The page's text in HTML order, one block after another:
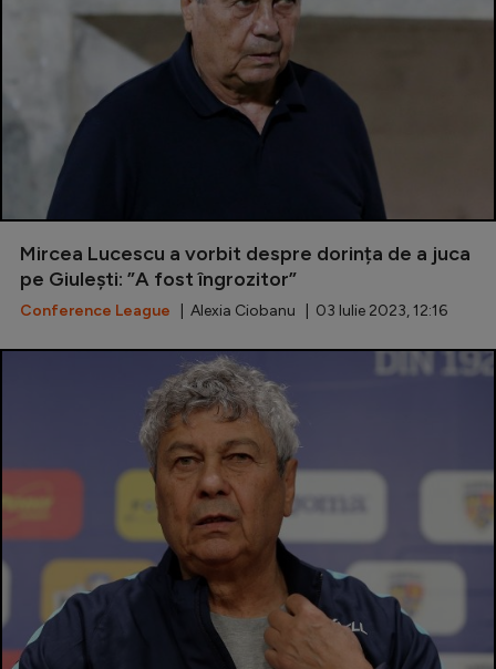
JO 2026
Mircea Lucescu a vorbit despre dorința de a juca
pe Giulești: ”A fost îngrozitor”
Conference League | Alexia Ciobanu | 03 Iulie 2023, 12:16